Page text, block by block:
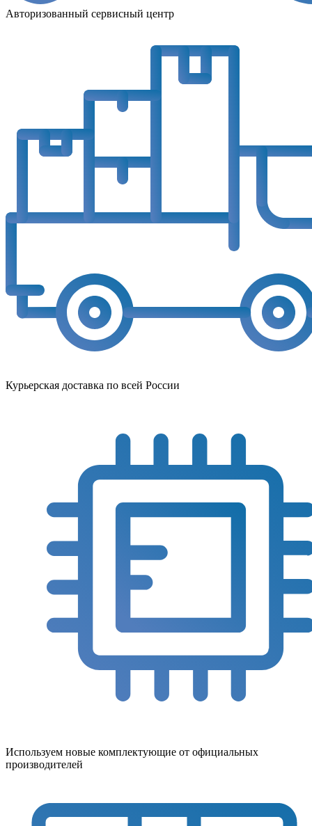
Авторизованный сервисный центр
Курьерская доставка по всей России
Используем новые комплектующие от официальных
производителей